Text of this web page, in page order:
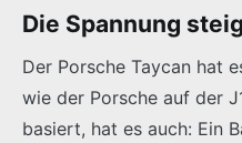
Die Spannung
Der Porsche Taycan hat
wie der Porsche auf der
basiert, hat es auch: Ein